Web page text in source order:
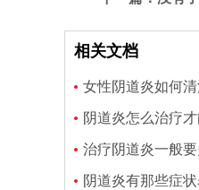
相关文档
女性阴道炎如何
阴道炎怎么治疗
治疗阴道炎一般要
阴道炎有那些症